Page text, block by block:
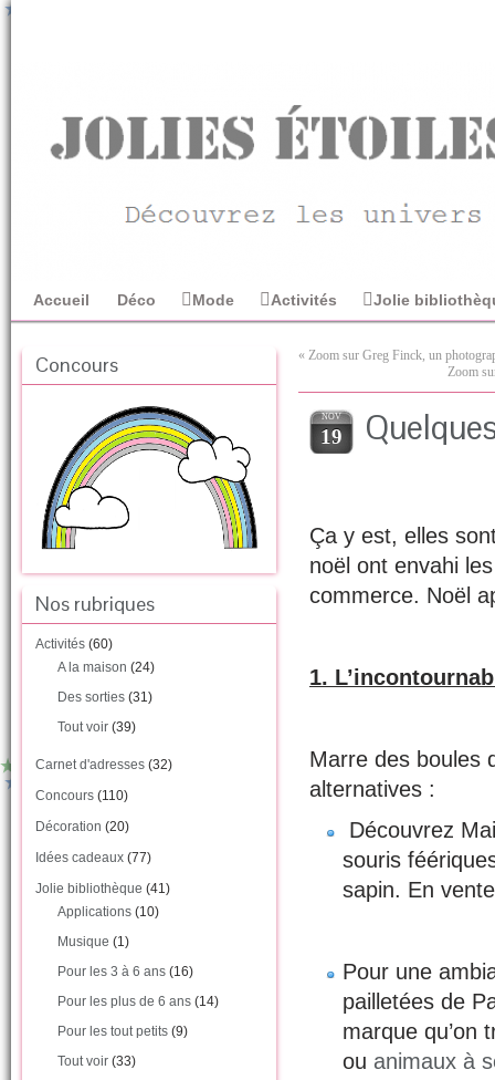
Accueil Déco Mode Activités Jolie
Concours
Nos rubriques
Activités (60)
A la maison (24)
Des sorties (31)
Tout voir (39)
Carnet d'adresses (32)
Concours (110)
Décoration (20)
Idées cadeaux (77)
Jolie bibliothèque (41)
Applications (10)
Musique (1)
Pour les 3 à 6 ans (16)
Pour les plus de 6 ans (14)
Pour les tout petits (9)
Tout voir (33)
« Zoom sur Greg Finck, un
Zoom
NOV
19
Ça y est, elles
noël ont envahi
commerce. Noël
1.
Marre des boules
alternatives :
Découvrez
souris
sapin. En
Pour une
pailletées de
marque qu’on
ou animaux à